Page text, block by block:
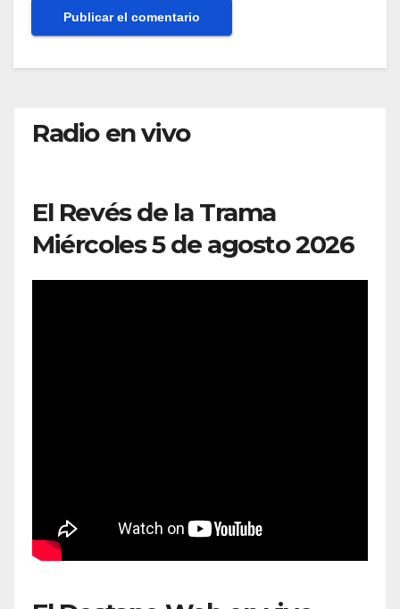
Radio en vivo
El Revés de la Trama
Miércoles 5 de agosto 2026